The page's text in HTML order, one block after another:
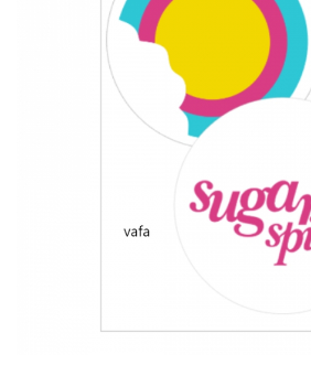
Ustensile ciocolata
AMBALARE & PREZENTARE
Cakepops - Acadele
Eclair - Macarons
Alte ambalaje